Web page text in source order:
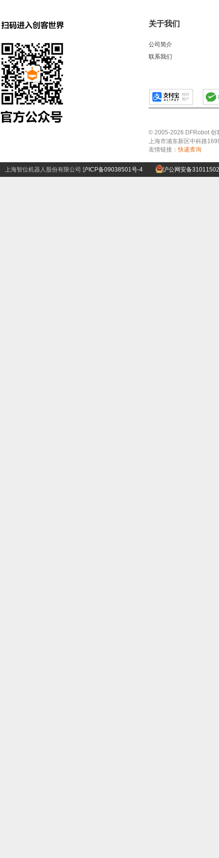
关于我们
公司简介
联系我们
© 2005-2026 DFRobot 创
上海市浦东新区中科路
友情链接：快递查询
上海智位机器人股份有限公司 沪ICP备09038501号-4 沪公网安备